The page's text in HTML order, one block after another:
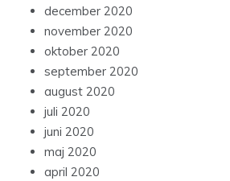
december 2020
november 2020
oktober 2020
september 2020
august 2020
juli 2020
juni 2020
maj 2020
april 2020